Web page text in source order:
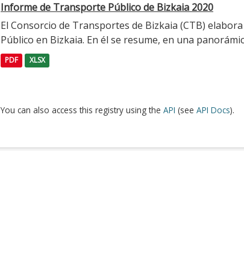
Informe de Transporte Público de Bizkaia 2020
El Consorcio de Transportes de Bizkaia (CTB)
Público en Bizkaia. En él se resume, en una
PDF XLSX
You can also access this registry using the API (see API Docs).